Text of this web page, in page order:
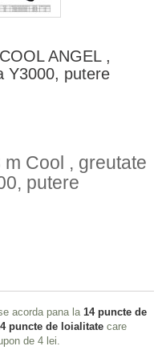
ANGEL ,
Y3000, putere
Cool , greutate
putere
acorda pana la 14puncte de
puncte de loialitate care
de 4 lei